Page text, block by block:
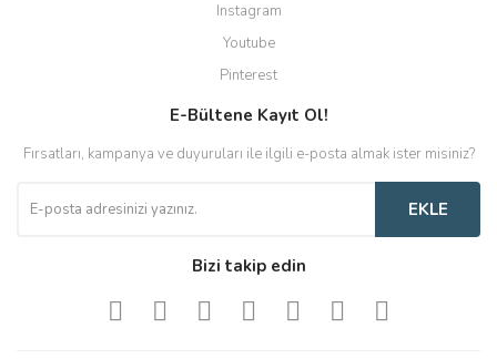
Instagram
Youtube
Pinterest
E-Bültene Kayıt Ol!
Fırsatları, kampanya ve duyuruları ile ilgili e-posta almak ister misiniz?
EKLE
Bizi takip edin